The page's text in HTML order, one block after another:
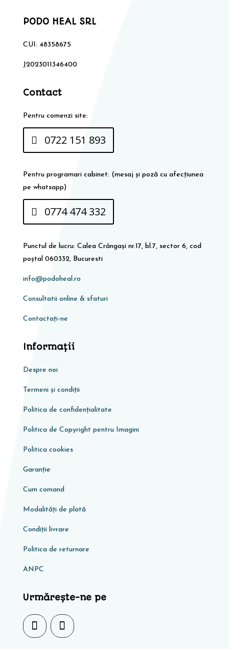
PODO HEAL SRL
CUI: 48358675
J2023011346400
Contact
Pentru comenzi site:
0722 151 893
Pentru programari cabinet: (mesaj și poză cu afecțiunea
pe whatsapp)
0774 474 332
Punctul de lucru: Calea Crângași nr.17, bl.7, sector 6, cod
poștal 060332, Bucuresti
info@podoheal.ro
Consultatii online & sfaturi
Contactați-ne
Informaţii
Despre noi
Termeni și condiții
Politica de confidențialitate
Politica de Copyright pentru Imagini
Politica cookies
Garanţie
Cum comand
Modalități de plată
Condiţii livrare
Politica de returnare
ANPC
Urmărește-ne pe